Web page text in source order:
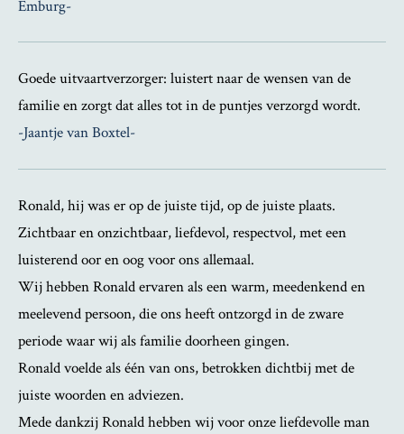
Emburg-
Goede uitvaartverzorger: luistert naar de wensen van de
familie en zorgt dat alles tot in de puntjes verzorgd wordt.
-Jaantje van Boxtel-
Ronald, hij was er op de juiste tijd, op de juiste plaats.
Zichtbaar en onzichtbaar, liefdevol, respectvol, met een
luisterend oor en oog voor ons allemaal.
Wij hebben Ronald ervaren als een warm, meedenkend en
meelevend persoon, die ons heeft ontzorgd in de zware
periode waar wij als familie doorheen gingen.
Ronald voelde als één van ons, betrokken dichtbij met de
juiste woorden en adviezen.
Mede dankzij Ronald hebben wij voor onze liefdevolle man